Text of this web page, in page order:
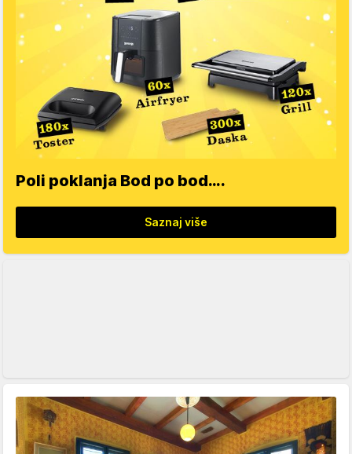
Poli poklanja Bod po bod….
Saznaj više